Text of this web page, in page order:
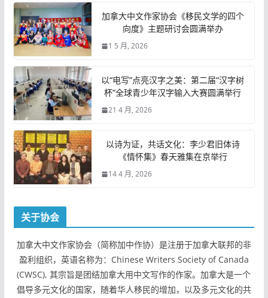
加拿大中文作家协会《移民文学的四个
向度》主题研讨会圆满举办
1 5 月, 2026
以“电写”点亮汉字之美：第二届“汉字树
杯”全球青少年汉字输入大赛圆满举行
21 4 月, 2026
以诗为证，共话文化：李少君旧体诗
《情怀集》春天雅集在京举行
14 4 月, 2026
关于协会
加拿大中文作家协会（简称加中作协）是注册于加拿大联邦的非
盈利组织，英语名称为：Chinese Writers Society of Canada
(CWSC), 其宗旨是团结加拿大用中文写作的作家。加拿大是一个
倡导多元文化的国家，随着华人移民的增加，以及多元文化的共